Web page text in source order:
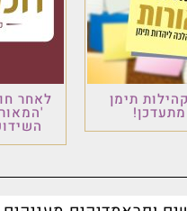
תימן לאחר